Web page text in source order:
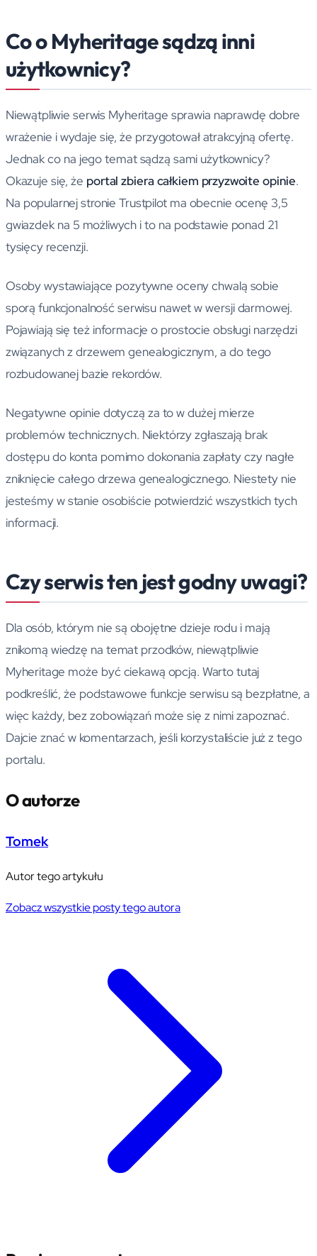
Co o Myheritage sądzą inni
użytkownicy?
Niewątpliwie serwis Myheritage sprawia naprawdę dobre
wrażenie i wydaje się, że przygotował atrakcyjną ofertę.
Jednak co na jego temat sądzą sami użytkownicy?
Okazuje się, że portal zbiera całkiem przyzwoite opinie.
Na popularnej stronie Trustpilot ma obecnie ocenę 3,5
gwiazdek na 5 możliwych i to na podstawie ponad 21
tysięcy recenzji.
Osoby wystawiające pozytywne oceny chwalą sobie
sporą funkcjonalność serwisu nawet w wersji darmowej.
Pojawiają się też informacje o prostocie obsługi narzędzi
związanych z drzewem genealogicznym, a do tego
rozbudowanej bazie rekordów.
Negatywne opinie dotyczą za to w dużej mierze
problemów technicznych. Niektórzy zgłaszają brak
dostępu do konta pomimo dokonania zapłaty czy nagłe
zniknięcie całego drzewa genealogicznego. Niestety nie
jesteśmy w stanie osobiście potwierdzić wszystkich tych
informacji.
Czy serwis ten jest godny uwagi?
Dla osób, którym nie są obojętne dzieje rodu i mają
znikomą wiedzę na temat przodków, niewątpliwie
Myheritage może być ciekawą opcją. Warto tutaj
podkreślić, że podstawowe funkcje serwisu są bezpłatne, a
więc każdy, bez zobowiązań może się z nimi zapoznać.
Dajcie znać w komentarzach, jeśli korzystaliście już z tego
portalu.
O autorze
Tomek
Autor tego artykułu
Zobacz wszystkie posty tego autora